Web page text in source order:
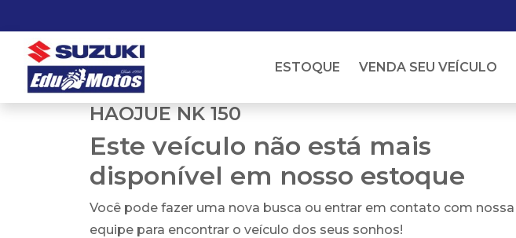
ESTOQUE VENDA SEU VEÍCULO
HAOJUE NK 150
Este veículo não está mais
disponível em nosso estoque
Você pode fazer uma nova busca ou entrar em contato com nossa
equipe para encontrar o veículo dos seus sonhos!